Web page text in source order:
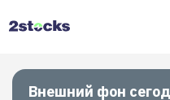
Внешний фон